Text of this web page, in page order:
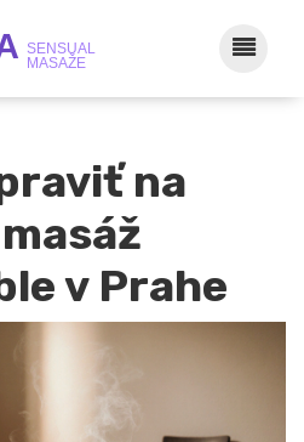
na
v Prahe